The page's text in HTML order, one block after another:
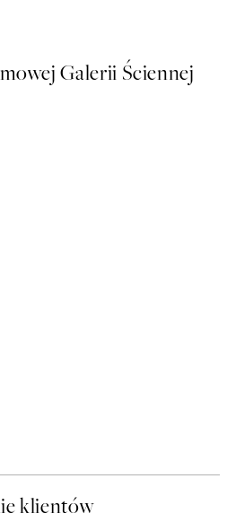
Galerii Ściennej
klientów